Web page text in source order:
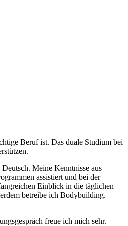
Beruf ist. Das duale Studium bei
Meine Kenntnisse aus
assistiert und bei der
Einblick in die täglichen
betreibe ich Bodybuilding.
freue ich mich sehr.